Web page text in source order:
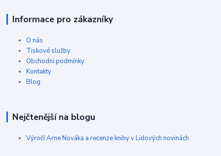
Informace pro zákazníky
O nás
Tiskové služby
Obchodní podmínky
Kontakty
Blog
Nejčtenější na blogu
Výročí Arne Nováka a recenze knihy v Lidových novinách